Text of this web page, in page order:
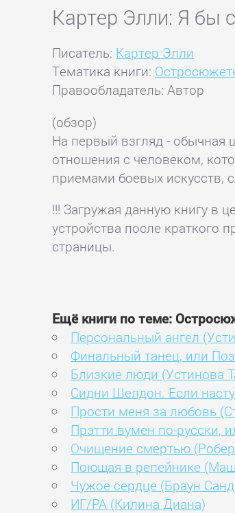
Картер Элли: Я бы
Писатель: Картер Элли
Тематика книги:
Правообладатель: Автор
(обзор)
На первый взгляд - обычная
отношения с человеком,
приемами боевых искусств,
!!! Загружая данную книгу в
устройства после краткого
страницы.
Ещё книги по теме:
Персональный ангел
Финальный танец, или
Близкие люди (Устинова
Сидни Шелдон. Если
Прости меня за любовь
Прэтти вумен по-русски,
Очищение смертью
Поющая в репейнике
Чужое сердце (Браун
ИГ/РА (Килина Диана)